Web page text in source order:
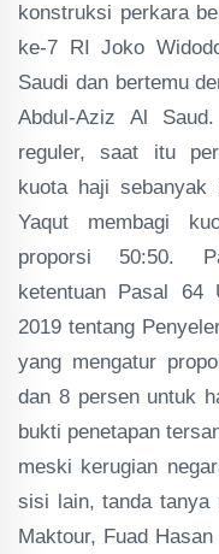
konstruksi perkara
ke-7 RI Joko
Saudi dan bertemu
Abdul-Aziz Al
reguler, saat itu
kuota haji sebanyak
Yaqut membagi
proporsi 50:50.
ketentuan Pasal 64
2019 tentang
yang mengatur
dan 8 persen untuk
bukti penetapan
meski kerugian
sisi lain, tanda tanya
Maktour, Fuad